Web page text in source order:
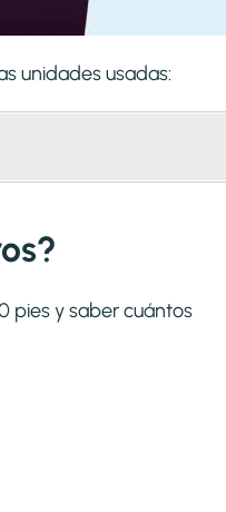
unidades usadas:
pies y saber cuántos